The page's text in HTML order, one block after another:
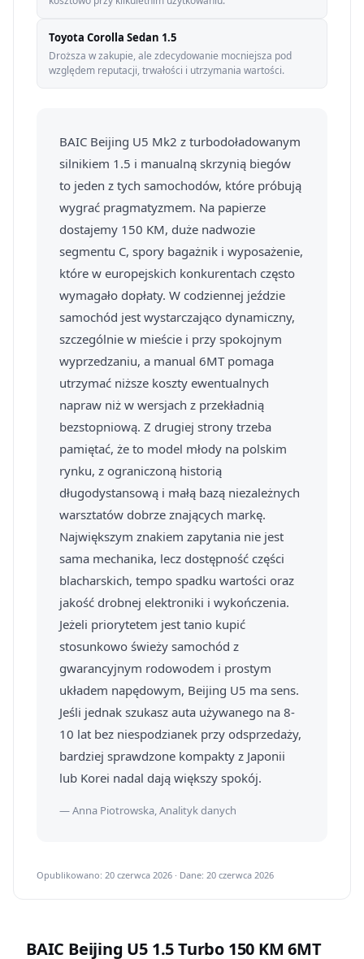
Toyota Corolla Sedan 1.5
Droższa w zakupie, ale zdecydowanie mocniejsza pod
względem reputacji, trwałości i utrzymania wartości.
BAIC Beijing U5 Mk2 z turbodoładowanym
silnikiem 1.5 i manualną skrzynią biegów
to jeden z tych samochodów, które próbują
wygrać pragmatyzmem. Na papierze
dostajemy 150 KM, duże nadwozie
segmentu C, spory bagażnik i wyposażenie,
które w europejskich konkurentach często
wymagało dopłaty. W codziennej jeździe
samochód jest wystarczająco dynamiczny,
szczególnie w mieście i przy spokojnym
wyprzedzaniu, a manual 6MT pomaga
utrzymać niższe koszty ewentualnych
napraw niż w wersjach z przekładnią
bezstopniową. Z drugiej strony trzeba
pamiętać, że to model młody na polskim
rynku, z ograniczoną historią
długodystansową i małą bazą niezależnych
warsztatów dobrze znających markę.
Największym znakiem zapytania nie jest
sama mechanika, lecz dostępność części
blacharskich, tempo spadku wartości oraz
jakość drobnej elektroniki i wykończenia.
Jeżeli priorytetem jest tanio kupić
stosunkowo świeży samochód z
gwarancyjnym rodowodem i prostym
układem napędowym, Beijing U5 ma sens.
Jeśli jednak szukasz auta używanego na 8-
10 lat bez niespodzianek przy odsprzedaży,
bardziej sprawdzone kompakty z Japonii
lub Korei nadal dają większy spokój.
— Anna Piotrowska, Analityk danych
Opublikowano: 20 czerwca 2026 · Dane: 20 czerwca 2026
BAIC Beijing U5 1.5 Turbo 150 KM 6MT